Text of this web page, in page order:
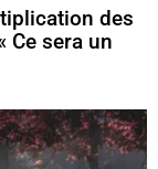
des
Ce sera un